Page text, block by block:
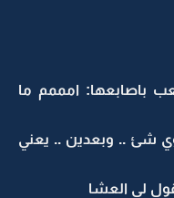
باصابعها: امممم ما
شئ .. وبعدين .. يعني
لي العشا